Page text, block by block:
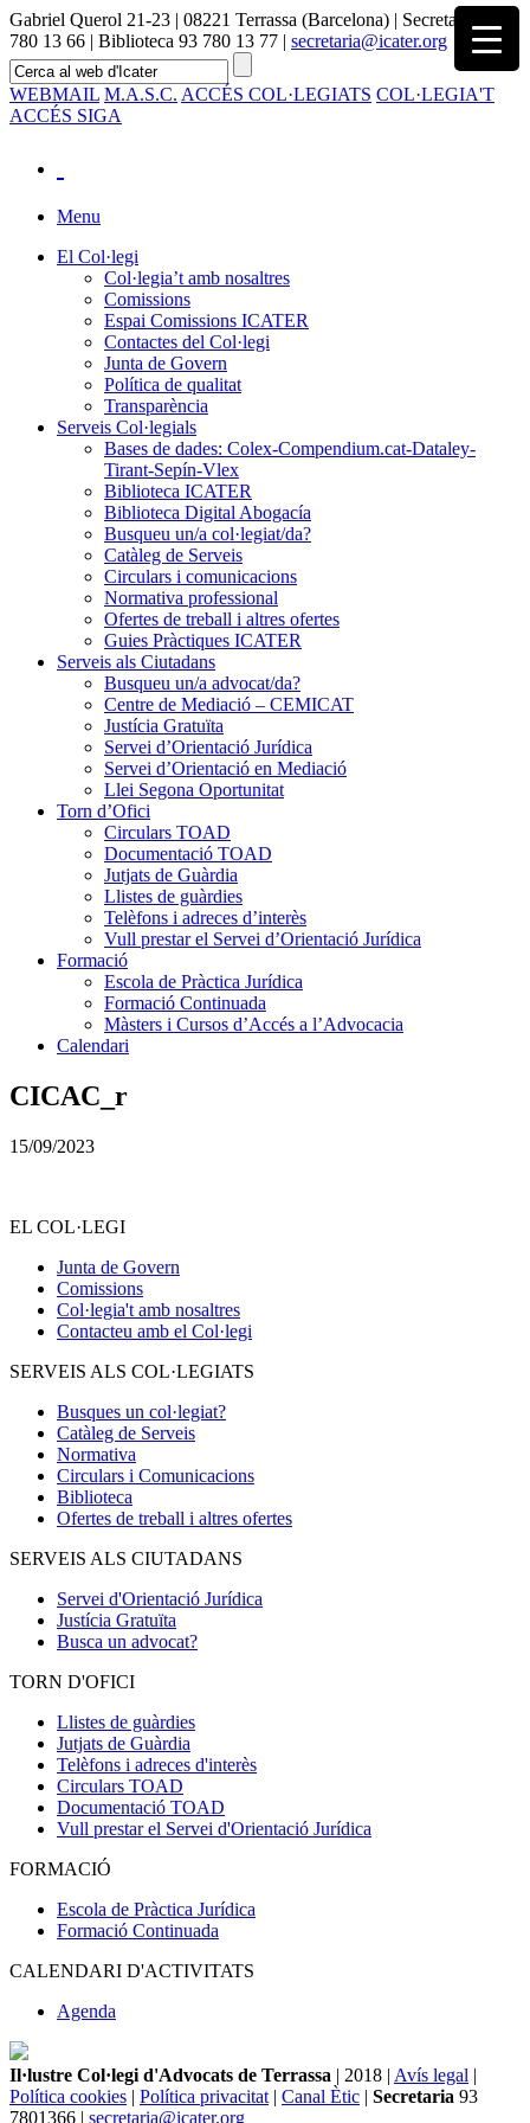
Gabriel Querol 21-23 | 08221 Terrassa (Barcelona) | Secretaria 93
780 13 66 | Biblioteca 93 780 13 77 | secretaria@icater.org
WEBMAIL M.A.S.C. ACCÉS COL·LEGIATS COL·LEGIA'T
ACCÉS SIGA
Menu
El Col·legi
Col·legia’t amb nosaltres
Comissions
Espai Comissions ICATER
Contactes del Col·legi
Junta de Govern
Política de qualitat
Transparència
Serveis Col·legials
Bases de dades: Colex-Compendium.cat-Dataley-
Tirant-Sepín-Vlex
Biblioteca ICATER
Biblioteca Digital Abogacía
Busqueu un/a col·legiat/da?
Catàleg de Serveis
Circulars i comunicacions
Normativa professional
Ofertes de treball i altres ofertes
Guies Pràctiques ICATER
Serveis als Ciutadans
Busqueu un/a advocat/da?
Centre de Mediació – CEMICAT
Justícia Gratuïta
Servei d’Orientació Jurídica
Servei d’Orientació en Mediació
Llei Segona Oportunitat
Torn d’Ofici
Circulars TOAD
Documentació TOAD
Jutjats de Guàrdia
Llistes de guàrdies
Telèfons i adreces d’interès
Vull prestar el Servei d’Orientació Jurídica
Formació
Escola de Pràctica Jurídica
Formació Continuada
Màsters i Cursos d’Accés a l’Advocacia
Calendari
CICAC_r
15/09/2023
EL COL·LEGI
Junta de Govern
Comissions
Col·legia't amb nosaltres
Contacteu amb el Col·legi
SERVEIS ALS COL·LEGIATS
Busques un col·legiat?
Catàleg de Serveis
Normativa
Circulars i Comunicacions
Biblioteca
Ofertes de treball i altres ofertes
SERVEIS ALS CIUTADANS
Servei d'Orientació Jurídica
Justícia Gratuïta
Busca un advocat?
TORN D'OFICI
Llistes de guàrdies
Jutjats de Guàrdia
Telèfons i adreces d'interès
Circulars TOAD
Documentació TOAD
Vull prestar el Servei d'Orientació Jurídica
FORMACIÓ
Escola de Pràctica Jurídica
Formació Continuada
CALENDARI D'ACTIVITATS
Agenda
Il·lustre Col·legi d'Advocats de Terrassa | 2018 | Avís legal |
Política cookies | Política privacitat | Canal Ètic | Secretaria 93
7801366 | secretaria@icater.org